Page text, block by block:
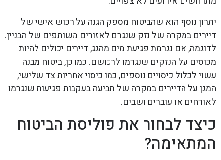
יתרון נוסף הוא שהביטוח מספק הגנה על רכוש אישי של
דיירים במקרה של נזק שנגרם לאזורים משותפים של הבניין.
לדוגמה, אם נגרמת פגיעת מים מהגג, דיירים יכולים להיות
מכוסים על הנזקים שנגרמו לרכושם. כמו כן, ביטוח מבנה
עשוי לכלול כיסויים נוספים, כמו כיסוי אחריות צד שלישי,
המגן על הדיירים במקרה של תביעה בעקבות פגיעות שנגרמו
לאורחים או עוברים ושבים.
כיצד לבחור את פוליסת הביטוח
המתאימה?